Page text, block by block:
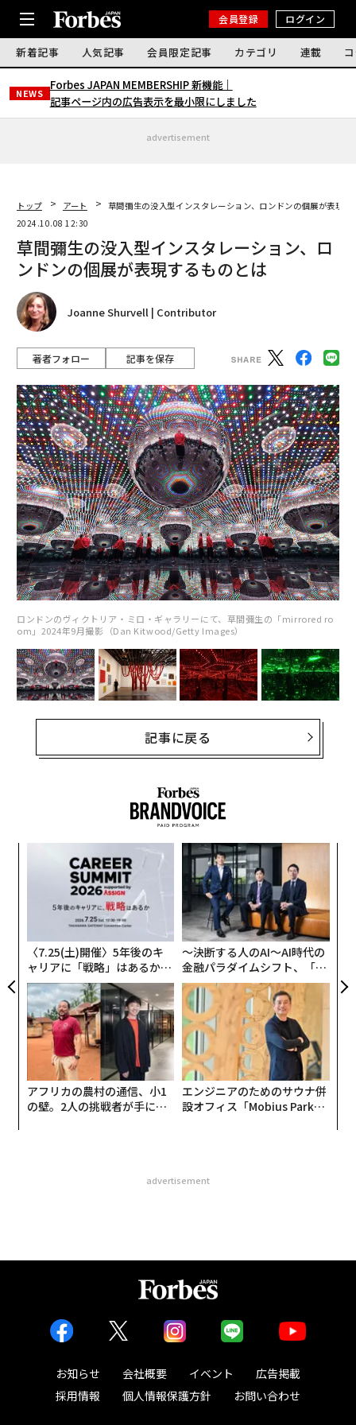
会員登録 ログイン
新着記事 人気記事 会員限定記事 カテゴリ 連載
NEWS
Forbes JAPAN MEMBERSHIP 新機能｜
記事ページ内の広告表示を最小限にしました
advertisement
トップ アート
草間彌生の没入型インスタレーション、ロンドンの個展が表現す
2024.10.08 12:30
草間彌生の没入型インスタレーション、ロ
ンドンの個展が表現するものとは
Joanne Shurvell | Contributor
著者フォロー 記事を保存
ロンドンのヴィクトリア・ミロ・ギャラリーにて、草間彌生の「mirrored ro
om」2024年9月撮影（Dan Kitwood/Getty Images）
記事に戻る
〈7.25(土)開催〉5年後のキ
ャリアに「戦略」はあるか。
トップエグゼクティブのキャ
リアに触れる1日│CAREER S
UMMIT 2026
〜決断する人のAI〜AI時代の
金融パラダイムシフト、「超
個別化」の核心 【MUFG×ウ
ェルスナビ×PwC】
アフリカの農村の通信、小1
の壁。2人の挑戦者が手にし
エンジニアのためのサウナ併
設オフィス「Mobius Park」
advertisement
お知らせ 会社概要 イベント
広告掲載
採用情報
個人情報保護方針 お問い合わせ